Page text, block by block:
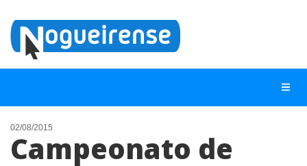
NOTÍCIAS
02/08/2015
Campeonato de